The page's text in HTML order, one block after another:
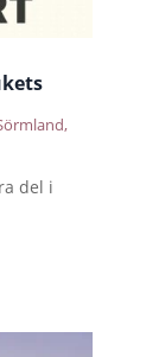
,
del i